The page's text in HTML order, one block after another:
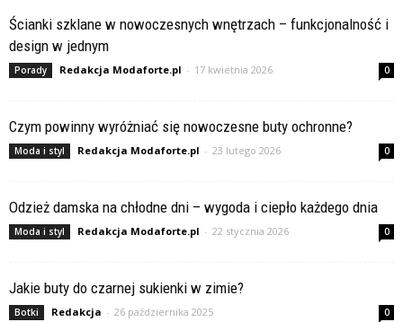
Ścianki szklane w nowoczesnych wnętrzach – funkcjonalność i
design w jednym
Porady Redakcja Modaforte.pl - 17 kwietnia 2026 0
Czym powinny wyróżniać się nowoczesne buty ochronne?
Moda i styl Redakcja Modaforte.pl - 23 lutego 2026 0
Odzież damska na chłodne dni – wygoda i ciepło każdego dnia
Moda i styl Redakcja Modaforte.pl - 22 stycznia 2026 0
Jakie buty do czarnej sukienki w zimie?
Botki Redakcja - 26 października 2025 0